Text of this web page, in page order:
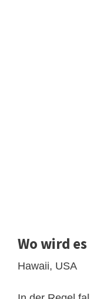
Wo wird
Hawaii, USA